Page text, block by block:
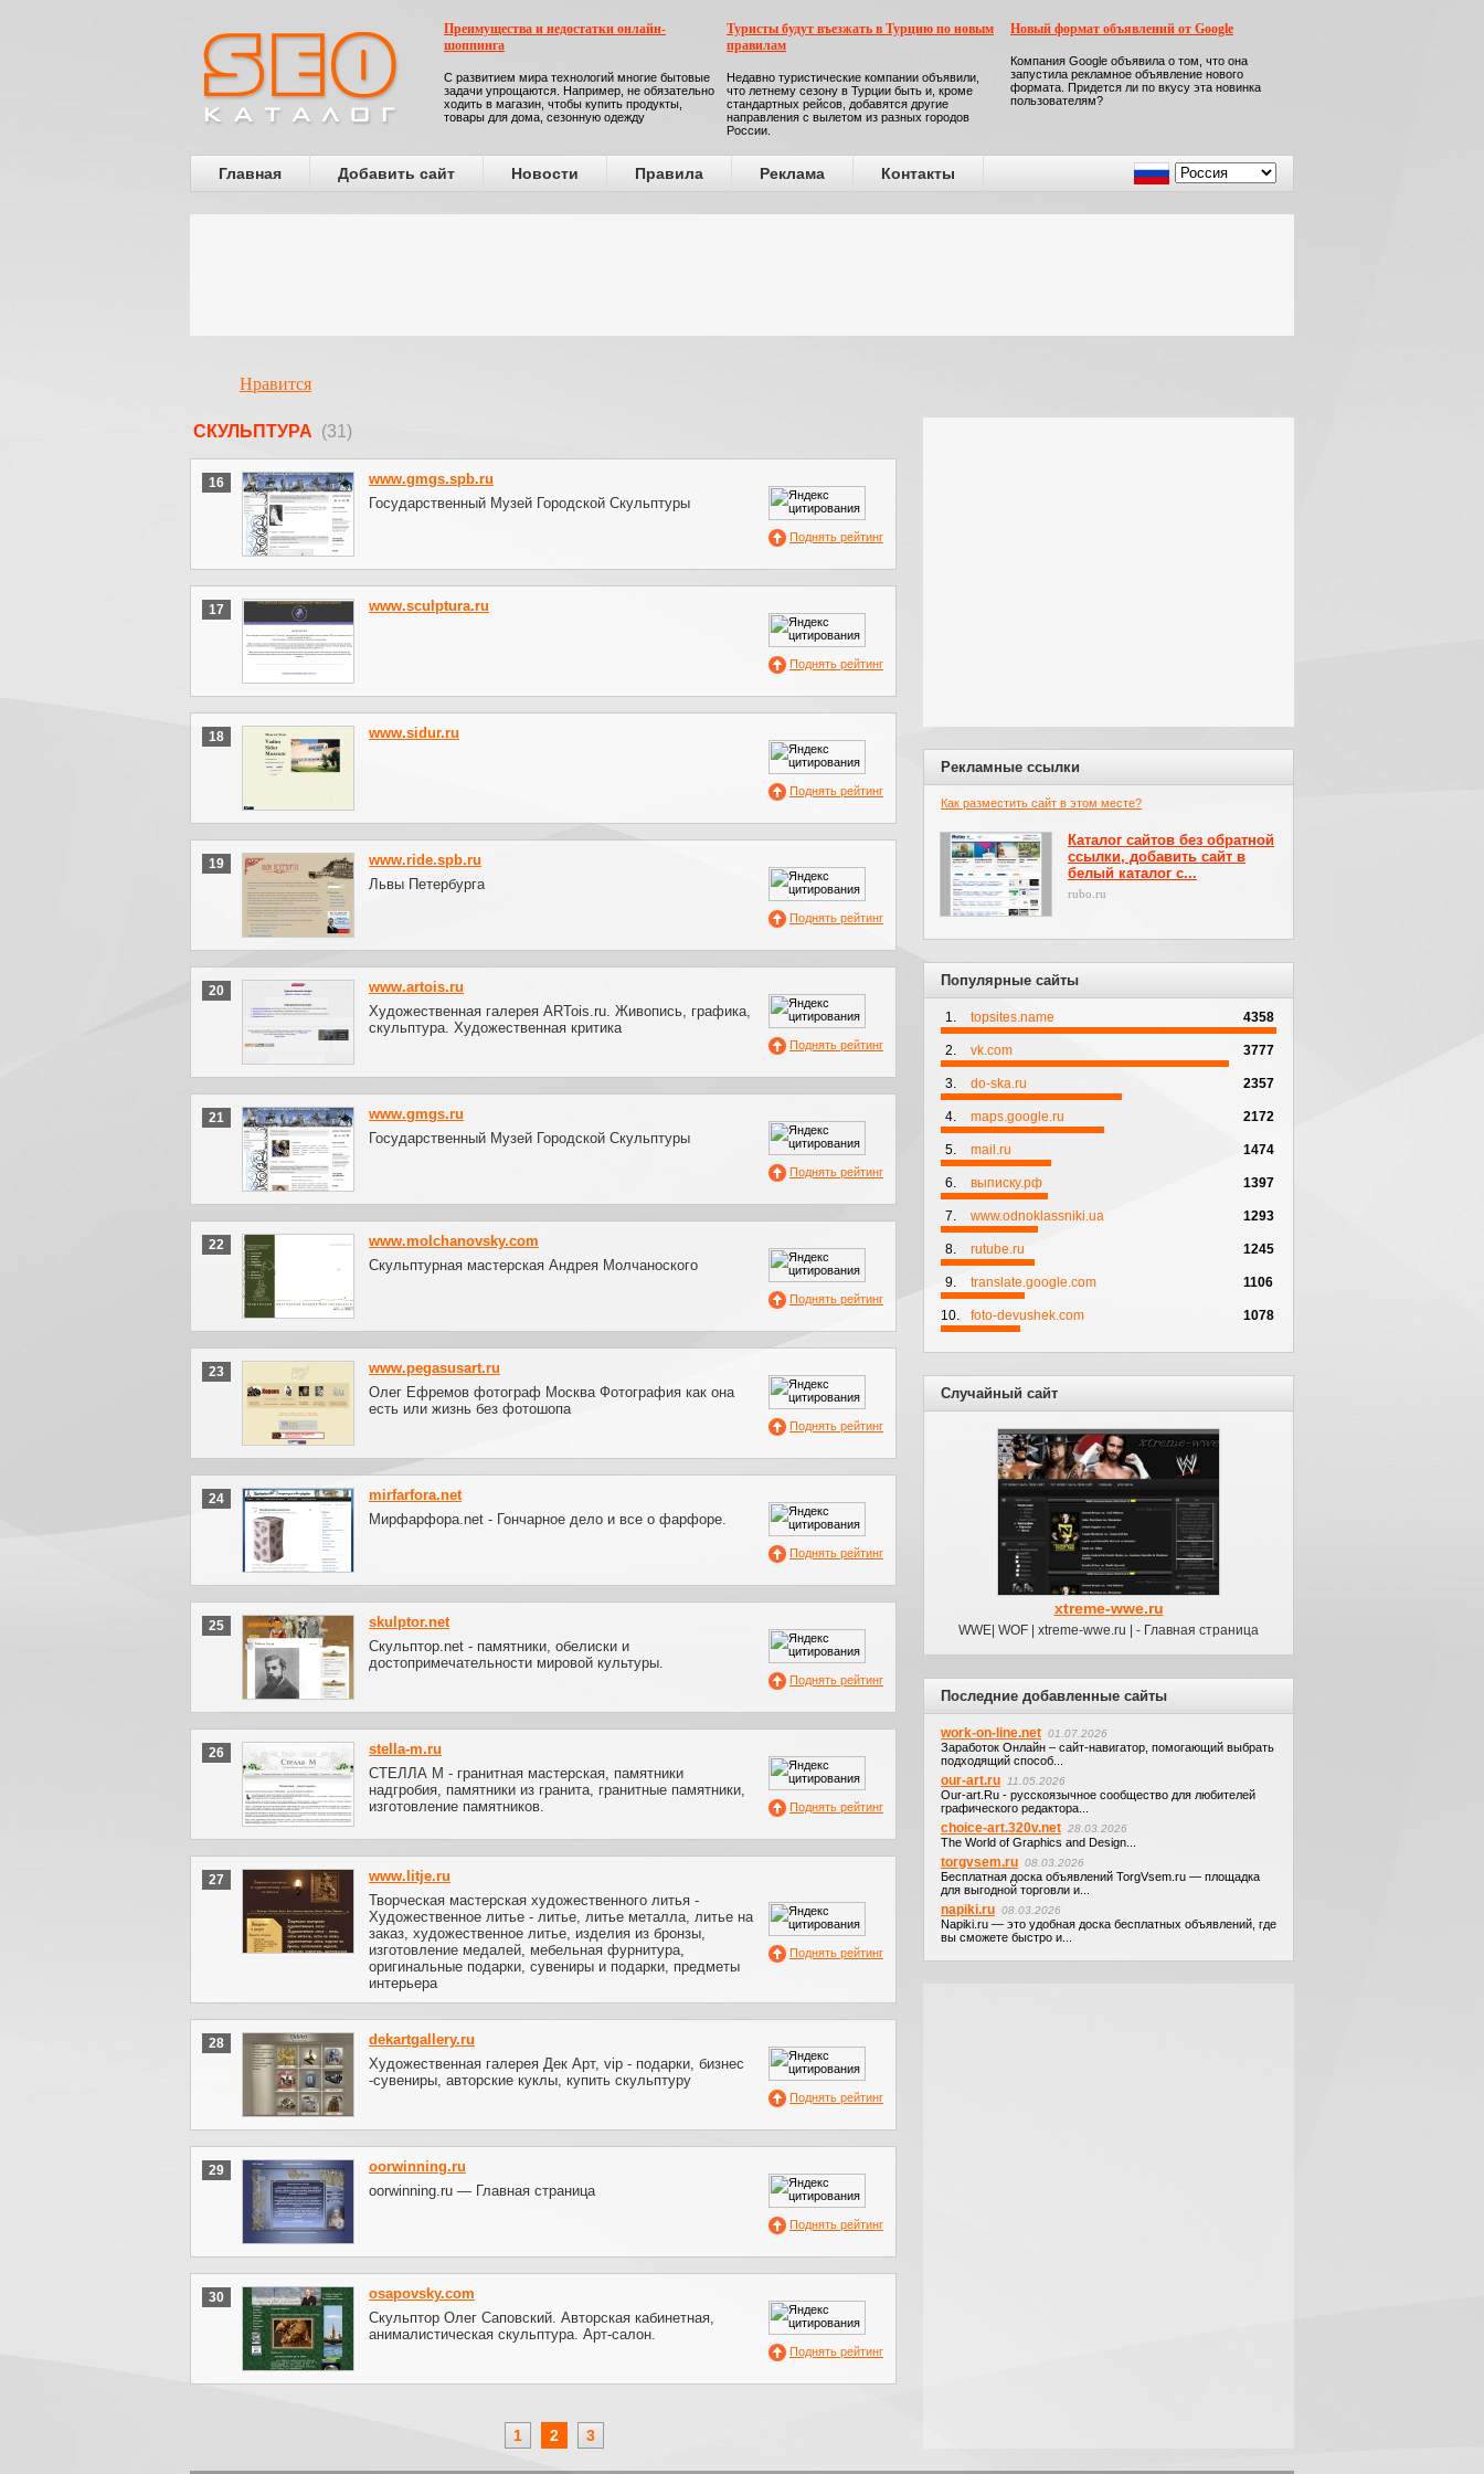
Преимущества и недостатки онлайн-
шоппинга
С развитием мира технологий многие бытовые
задачи упрощаются. Например, не обязательно
ходить в магазин, чтобы купить продукты,
товары для дома, сезонную одежду
Туристы будут въезжать в Турцию по новым
правилам
Недавно туристические компании объявили,
что летнему сезону в Турции быть и, кроме
стандартных рейсов, добавятся другие
направления с вылетом из разных городов
России.
Новый формат объявлений от Google
Компания Google объявила о том, что она
запустила рекламное объявление нового
формата. Придется ли по вкусу эта новинка
пользователям?
Главная Добавить сайт Новости Правила Реклама Контакты
Нравится
СКУЛЬПТУРА (31)
16
www.gmgs.spb.ru
Государственный Музей Городской Скульптуры
Поднять рейтинг
17 www.sculptura.ru
Поднять рейтинг
18 www.sidur.ru
Поднять рейтинг
19
www.ride.spb.ru
Львы Петербурга
Поднять рейтинг
20
www.artois.ru
Художественная галерея ARTois.ru. Живопись, графика,
скульптура. Художественная критика
Поднять рейтинг
21
www.gmgs.ru
Государственный Музей Городской Скульптуры
Поднять рейтинг
22
www.molchanovsky.com
Скульптурная мастерская Андрея Молчаноского
Поднять рейтинг
23
www.pegasusart.ru
Олег Ефремов фотограф Москва Фотография как она
есть или жизнь без фотошопа
Поднять рейтинг
24
mirfarfora.net
Мирфарфора.net - Гончарное дело и все о фарфоре.
Поднять рейтинг
25
skulptor.net
Скульптор.net - памятники, обелиски и
достопримечательности мировой культуры.
Поднять рейтинг
26
stella-m.ru
СТЕЛЛА М - гранитная мастерская, памятники
надгробия, памятники из гранита, гранитные памятники,
изготовление памятников.
Поднять рейтинг
27
www.litje.ru
Творческая мастерская художественного литья -
Художественное литье - литье, литье металла, литье на
заказ, художественное литье, изделия из бронзы,
изготовление медалей, мебельная фурнитура,
оригинальные подарки, сувениры и подарки, предметы
интерьера
Поднять рейтинг
28
dekartgallery.ru
Художественная галерея Дек Арт, vip - подарки, бизнес
-сувениры, авторские куклы, купить скульптуру
Поднять рейтинг
29
oorwinning.ru
oorwinning.ru — Главная страница
Поднять рейтинг
30
osapovsky.com
Скульптор Олег Саповский. Авторская кабинетная,
анималистическая скульптура. Арт-салон.
Поднять рейтинг
1 2 3
Рекламные ссылки
Как разместить сайт в этом месте?
Каталог сайтов без обратной
ссылки, добавить сайт в
белый каталог с...
rubo.ru
Популярные сайты
1. topsites.name 4358
2. vk.com 3777
3. do-ska.ru 2357
4. maps.google.ru 2172
5. mail.ru 1474
6. выписку.рф 1397
7. www.odnoklassniki.ua 1293
8. rutube.ru 1245
9. translate.google.com 1106
10. foto-devushek.com 1078
Случайный сайт
xtreme-wwe.ru
WWE| WOF | xtreme-wwe.ru | - Главная страница
Последние добавленные сайты
work-on-line.net 01.07.2026
Заработок Онлайн – сайт-навигатор, помогающий выбрать
подходящий способ...
our-art.ru 11.05.2026
Our-art.Ru - русскоязычное сообщество для любителей
графического редактора...
choice-art.320v.net 28.03.2026
The World of Graphics and Design...
torgvsem.ru 08.03.2026
Бесплатная доска объявлений TorgVsem.ru — площадка
для выгодной торговли и...
napiki.ru 08.03.2026
Napiki.ru — это удобная доска бесплатных объявлений, где
вы сможете быстро и...